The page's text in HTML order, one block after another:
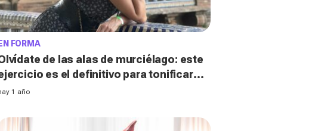
FORMA
de las alas de murciélago: este
es el definitivo para tonificar
a partir de los 40
1 año